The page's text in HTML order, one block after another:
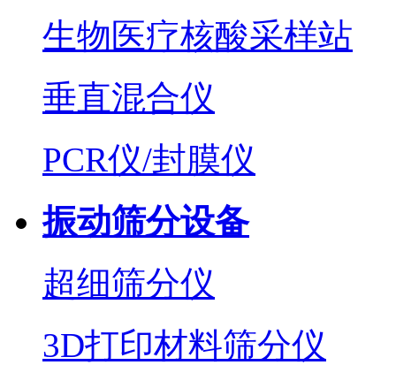
生物医疗核酸采样站
垂直混合仪
PCR仪/封膜仪
振动筛分设备
超细筛分仪
3D打印材料筛分仪